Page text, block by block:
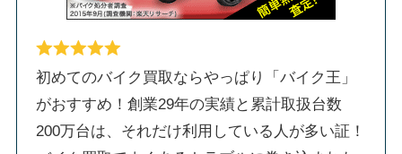
初めてのバイク買取ならやっぱり「バイク王」
がおすすめ！創業29年の実績と累計取扱台数
200万台は、それだけ利用している人が多い証！